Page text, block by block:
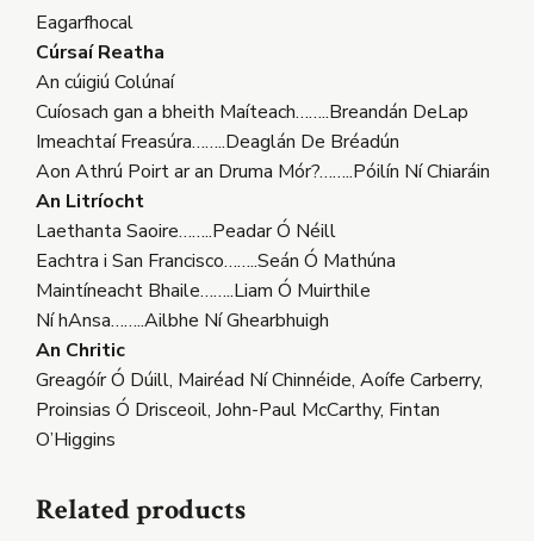
Eagarfhocal
Cúrsaí Reatha
An cúigiú Colúnaí
Cuíosach gan a bheith Maíteach……..Breandán DeLap
Imeachtaí Freasúra……..Deaglán De Bréadún
Aon Athrú Poirt ar an Druma Mór?……..Póilín Ní Chiaráin
An Litríocht
Laethanta Saoire……..Peadar Ó Néill
Eachtra i San Francisco……..Seán Ó Mathúna
Maintíneacht Bhaile……..Liam Ó Muirthile
Ní hAnsa……..Ailbhe Ní Ghearbhuigh
An Chritic
Greagóír Ó Dúill, Mairéad Ní Chinnéide, Aoífe Carberry,
Proinsias Ó Drisceoil, John-Paul McCarthy, Fintan
O’Higgins
Related products